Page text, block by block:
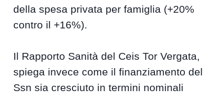
della spesa privata per famiglia (+20%
contro il +16%).
Il Rapporto Sanità del Ceis Tor Vergata,
spiega invece come il finanziamento del
Ssn sia cresciuto in termini nominali